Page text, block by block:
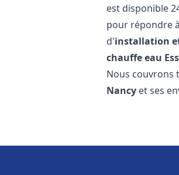
est disponible
pour répondre
d'installation
chauffe eau
Nous couvrons
Nancy et ses